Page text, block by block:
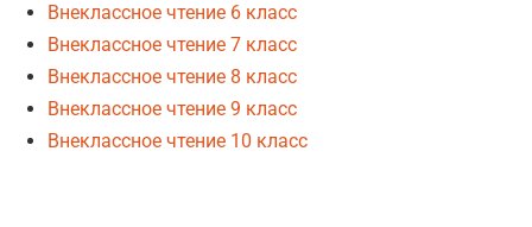
Внеклассное чтение 6 класс
Внеклассное чтение 7 класс
Внеклассное чтение 8 класс
Внеклассное чтение 9 класс
Внеклассное чтение 10 класс